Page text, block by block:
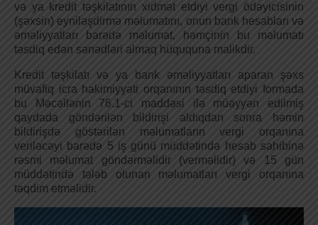
və ya kredit təşkilatının xidmət etdiyi vergi ödəyicisinin
(şəxsin) eyniləşdirmə məlumatını, onun bank hesabları və
əməliyyatları barədə məlumat, həmçinin bu məlumatı
təsdiq edən sənədləri almaq hüququna malikdir.
Kredit təşkilatı və ya bank əməliyyatları aparan şəxs
müvafiq icra hakimiyyəti orqanının təsdiq etdiyi formada
bu Məcəllənin 76.1-ci maddəsi ilə müəyyən edilmiş
qaydada göndərilən bildirişi aldıqdan sonra həmin
bildirişdə göstərilən məlumatların vergi orqanına
veriləcəyi barədə 5 iş günü müddətində hesab sahibinə
rəsmi məlumat göndərməlidir (verməlidir) və 15 gün
müddətində tələb olunan məlumatları vergi orqanına
təqdim etməlidir.